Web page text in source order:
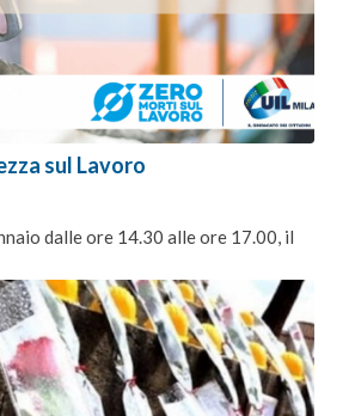
sul Lavoro
dalle ore 14.30 alle ore 17.00, il